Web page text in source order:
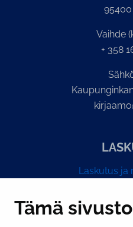
Tämä
Vaihde
+ 358
Laskutus ja